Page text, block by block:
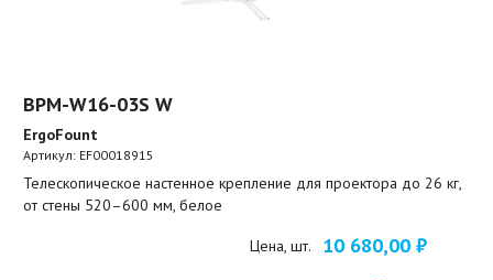
BPM-W16-03S W
ErgoFount
Артикул: EF00018915
Телескопическое настенное крепление для проектора до 26 кг,
от стены 520–600 мм, белое
Цена, шт. 10 680,00 ₽